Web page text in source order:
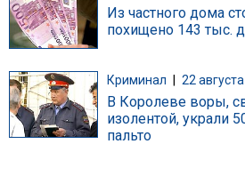
Из частного дома
похищено 143 тыс.
Криминал 22
В Королеве воры,
изолентой, украли
пальто